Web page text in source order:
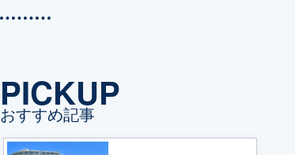
PICKUP
おすすめ記事